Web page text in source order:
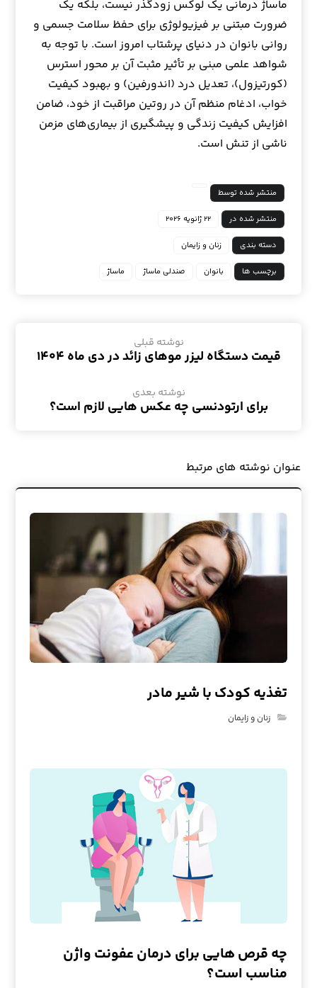
ماساژ درمانی یک لوکس زودگذر نیست، بلکه یک
ضرورت مبتنی بر فیزیولوژی برای حفظ سلامت جسمی و
روانی بانوان در دنیای پرشتاب امروز است. با توجه به
شواهد علمی مبنی بر تأثیر مثبت آن بر محور استرس
(کورتیزول)، تعدیل درد (اندورفین) و بهبود کیفیت
خواب، ادغام منظم آن در روتین مراقبت از خود، ضامن
افزایش کیفیت زندگی و پیشگیری از بیماری‌های مزمن
ناشی از تنش است.
منتشر شده توسط
منتشر شده در ۲۲ ژانویه ۲۰۲۶
دسته بندی زنان و زایمان
برچسب ها بانوان صندلی ماساژ ماساژ
نوشته قبلی
قیمت دستگاه لیزر موهای زائد در دی ماه ۱۴۰۴
نوشته بعدی
برای ارتودنسی چه عکس هایی لازم است؟
عنوان ‫نوشته های مرتبط
تغذیه کودک با شیر مادر
زنان و زایمان
چه قرص هایی برای درمان عفونت واژن
مناسب است؟